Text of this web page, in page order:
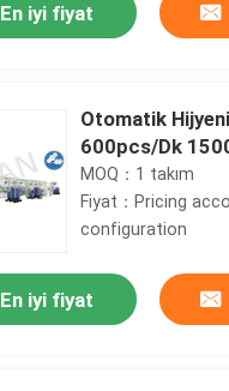
En iyi fiyat
Otomatik
600pcs/Dk
MOQ：1 takım
Fiyat：Pricing
configuration
En iyi fiyat